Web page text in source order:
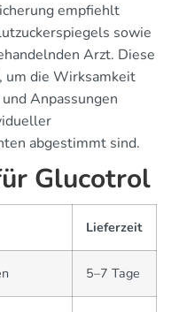
empfiehlt
sowie
Arzt. Diese
um die Wirksamkeit
Anpassungen
abgestimmt sind.
Glucotrol
Lieferzeit
5–7 Tage